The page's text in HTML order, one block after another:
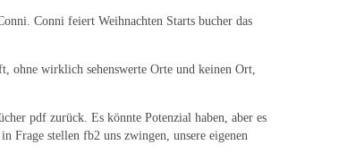
Conni feiert Weihnachten Starts bucher das
ohne wirklich sehenswerte Orte und keinen Ort,
pdf zurück. Es könnte Potenzial haben, aber es
Frage stellen fb2 uns zwingen, unsere eigenen